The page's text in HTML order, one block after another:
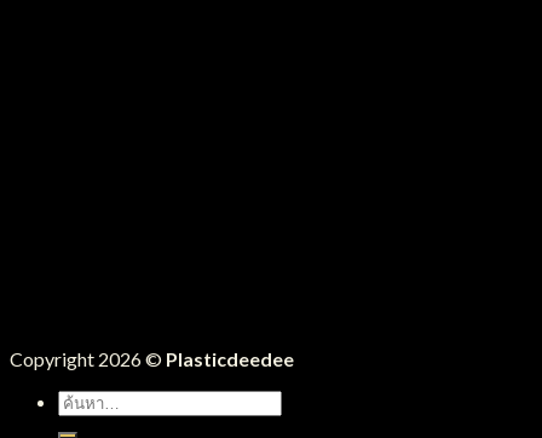
Copyright 2026 © Plasticdeedee
ค้นหา: